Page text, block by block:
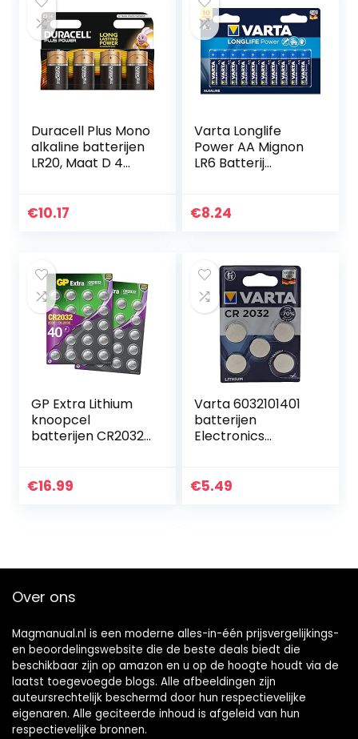
Duracell Plus Mono
alkaline batterijen
LR20, Maat D 4
€10.17
Varta Longlife
Power AA Mignon
LR6 Batterij
Batterijideaal voor
€8.24
GP Extra Lithium
knoopcel
batterijen CR2032 |
CR2032 3V
€16.99
Varta 6032101401
batterijen
Electronics
batterij in originele
€5.49
Over ons
Magmanual.nl is een moderne alles-in-één prijsvergelijkings-
en beoordelingswebsite die de beste deals biedt die
beschikbaar zijn op amazon en u op de hoogte houdt via de
laatst toegevoegde blogs. Alle afbeeldingen zijn
auteursrechtelijk beschermd door hun respectievelijke
eigenaren. Alle geciteerde inhoud is afgeleid van hun
respectievelijke bronnen.